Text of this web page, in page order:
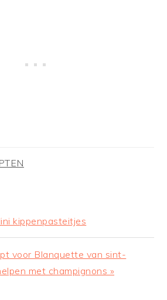
kippenpasteitjes
voor Blanquette van sint-
met champignons »